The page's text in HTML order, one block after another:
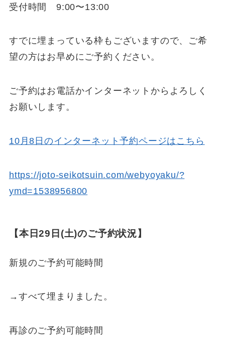
受付時間 9:00〜13:00
すでに埋まっている枠もございますので、ご希
望の方はお早めにご予約ください。
ご予約はお電話かインターネットからよろしく
お願いします。
10月8日のインターネット予約ページはこちら
https://joto-seikotsuin.com/webyoyaku/?
ymd=1538956800
【本日29日(土)のご予約状況】
新規のご予約可能時間
→すべて埋まりました。
再診のご予約可能時間